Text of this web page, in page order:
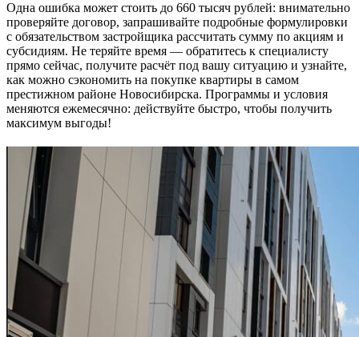
Одна ошибка может стоить до 660 тысяч рублей: внимательно
проверяйте договор, запрашивайте подробные формулировки
с обязательством застройщика рассчитать сумму по акциям и
субсидиям. Не теряйте время — обратитесь к специалисту
прямо сейчас, получите расчёт под вашу ситуацию и узнайте,
как можно сэкономить на покупке квартиры в самом
престижном районе Новосибирска. Программы и условия
меняются ежемесячно: действуйте быстро, чтобы получить
максимум выгоды!